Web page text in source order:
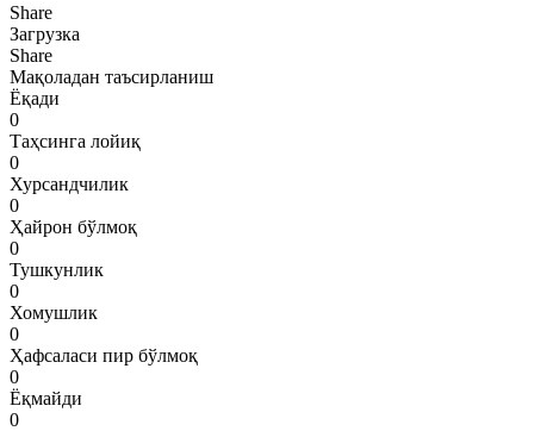
Share
Загрузка
Share
Мақоладан таъсирланиш
Ёқади
0
Таҳсинга лойиқ
0
Хурсандчилик
0
Ҳайрон бўлмоқ
0
Тушкунлик
0
Хомушлик
0
Ҳафсаласи пир бўлмоқ
0
Ёқмайди
0